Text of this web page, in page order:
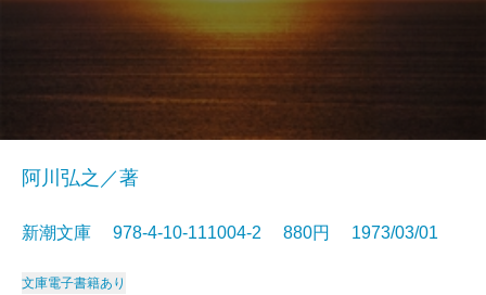
阿川弘之／著
新潮文庫 978-4-10-111004-2 880円 1973/03/01
文庫電子書籍あり